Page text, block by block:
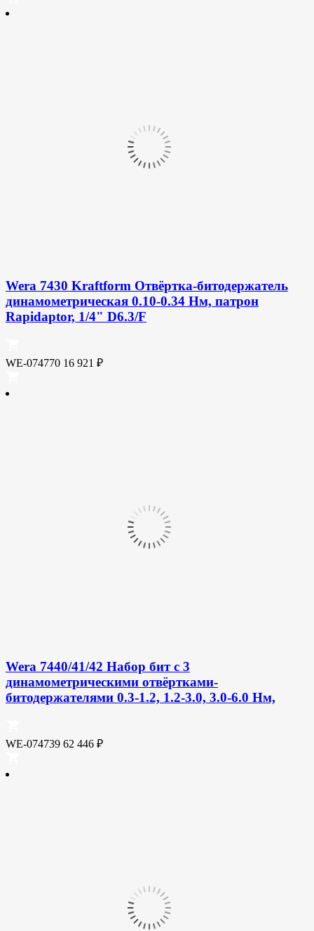
Wera 7430 Kraftform Отвёртка-битодержатель
динамометрическая 0.10-0.34 Нм, патрон
Rapidaptor, 1/4" D6.3/F
WE-074770 16 921 ₽
Wera 7440/41/42 Набор бит с 3
динамометрическими отвёртками-
битодержателями 0.3-1.2, 1.2-3.0, 3.0-6.0 Нм,
WE-074739 62 446 ₽